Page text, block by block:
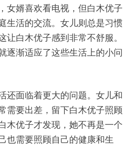
女婿喜欢看电视，但白木优子
生活的交流。女儿则总是习惯
让白木优子感到非常不舒服。
逐渐适应了这些生活上的小问
还面临着更大的问题。女儿和
需要出差，留下白木优子照顾
木优子才发现，她不再是一个
也需要照顾自己的健康和生